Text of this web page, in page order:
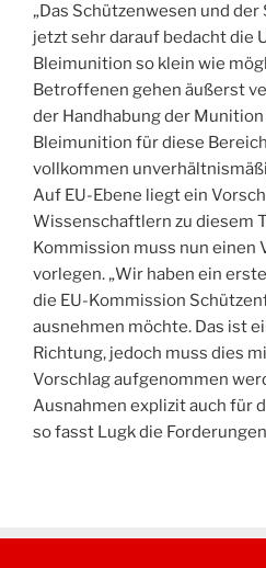
„Das Schützenwesen und
jetzt sehr darauf bedacht die
Bleimunition so klein wie
Betroffenen gehen äußerst
der Handhabung der
Bleimunition für diese
vollkommen
Auf EU-Ebene liegt ein
Wissenschaftlern zu diesem
Kommission muss nun einen
vorlegen. „Wir haben ein
die EU-Kommission
ausnehmen möchte. Das ist
Richtung, jedoch muss dies
Vorschlag aufgenommen
Ausnahmen explizit auch für
so fasst Lugk die